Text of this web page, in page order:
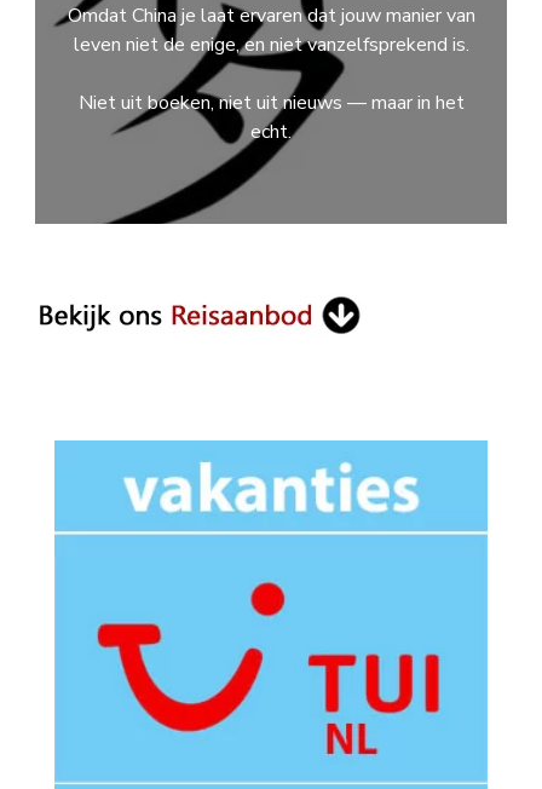
Omdat China je laat ervaren dat jouw manier van
leven niet de enige, en niet vanzelfsprekend is.
Niet uit boeken, niet uit nieuws — maar in het
echt.